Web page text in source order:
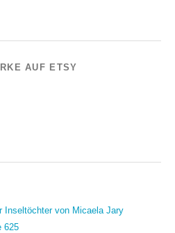
AUF ETSY
Inseltöchter von Micaela Jary
625